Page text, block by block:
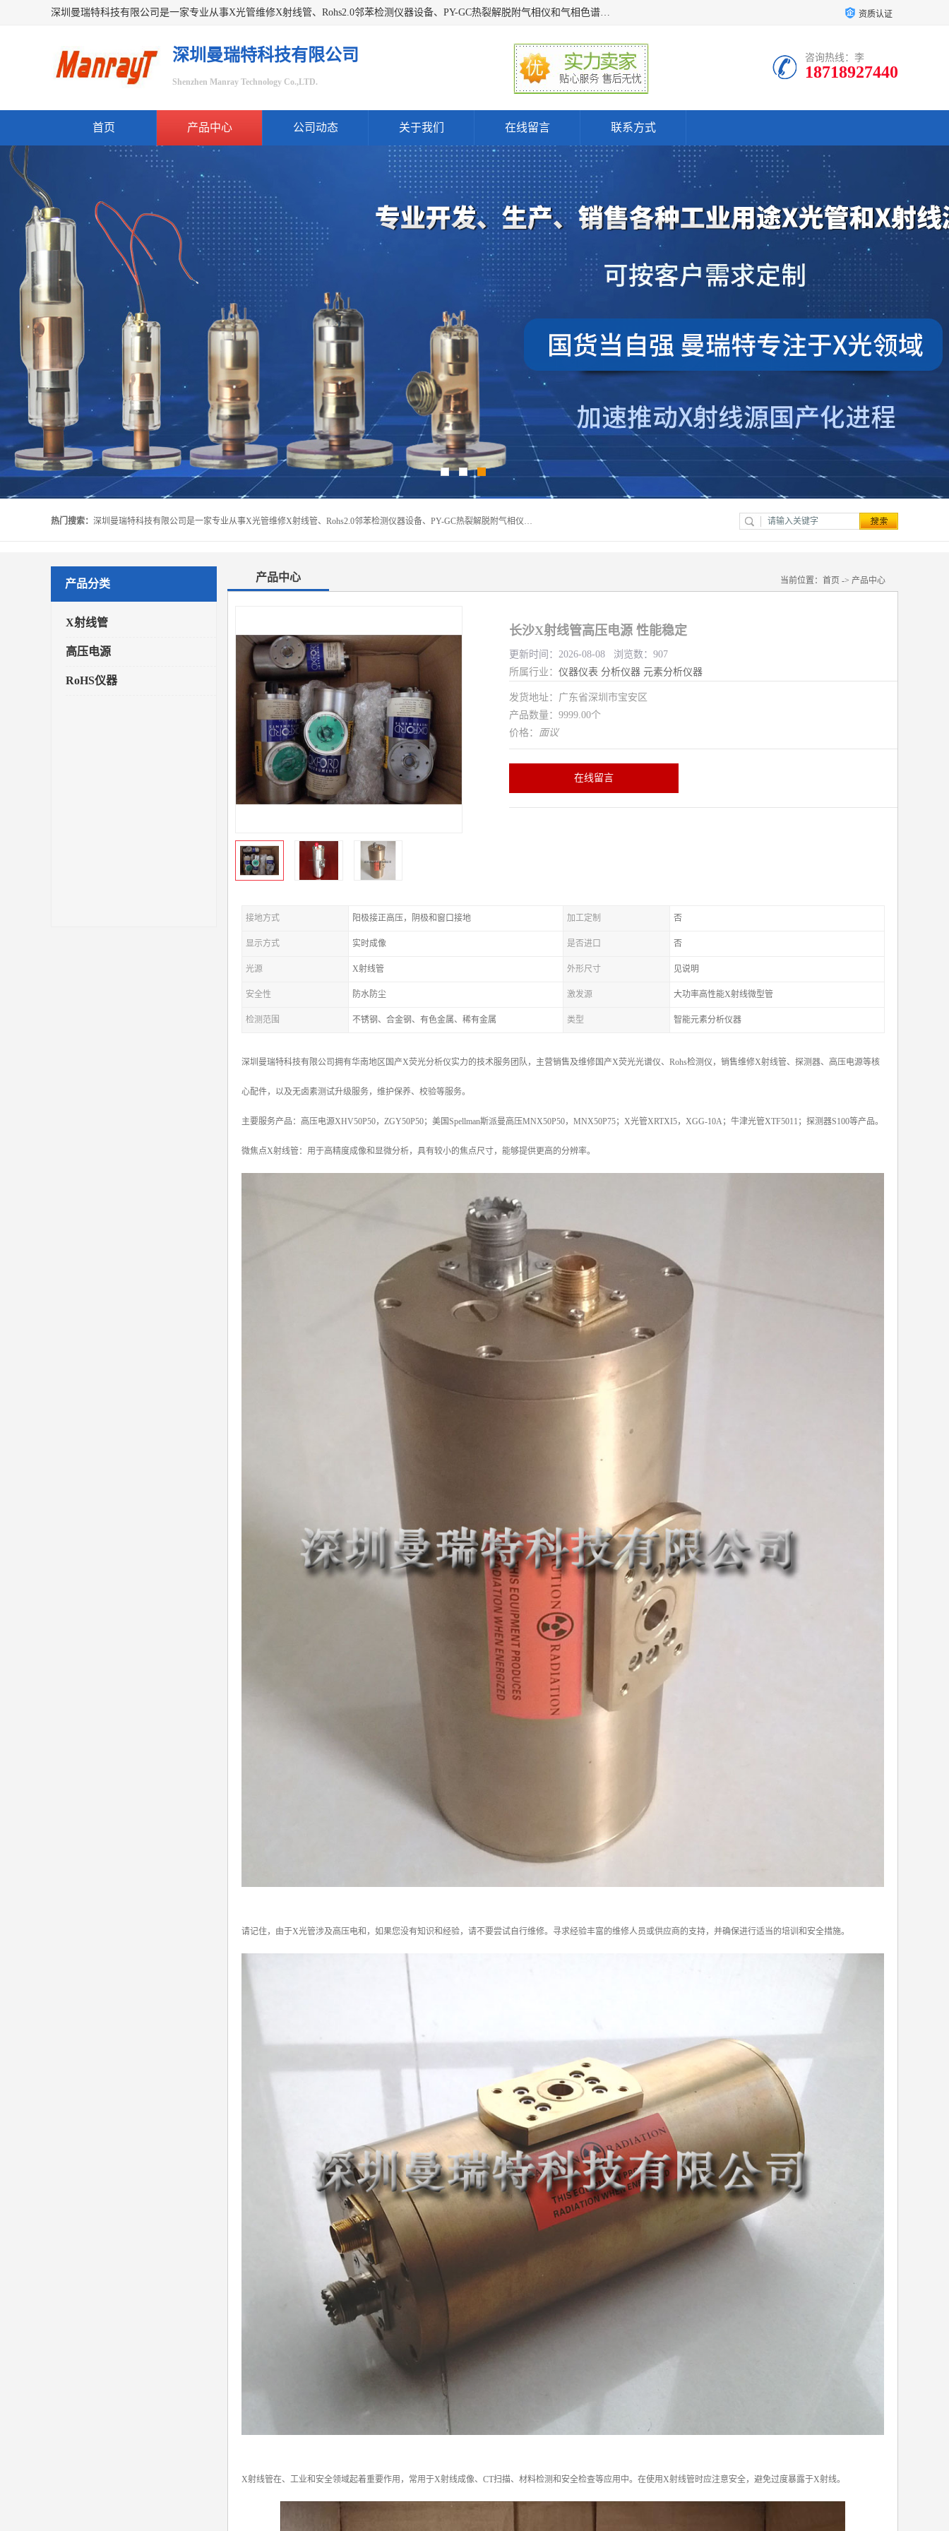
深圳曼瑞特科技有限公司是一家专业从事X光管维修X射线管、Rohs2.0邻苯检测仪器设备、PY-GC热裂解脱附气相仪和气相色谱光谱仪器、天瑞仪器探测器、高压电源等产品的维修出租的企业。本公司以客户至上为宗旨，以专注、专一、专业的精神为您提供安全、经济的技术服务。 资质认证
深圳曼瑞特科技有限公司
Shenzhen Manray Technology Co.,LTD.
咨询热线：李
18718927440
首页 产品中心 公司动态 关于我们 在线留言 联系方式
热门搜索： 深圳曼瑞特科技有限公司是一家专业从事X光管维修X射线管、Rohs2.0邻苯检测仪器设备、PY-GC热裂解脱附气相仪和气相色谱光谱仪器、天瑞仪器探测器、高压电源等产品的维修出租的企业。本公司以客户至上为宗旨，以专注、专一、专业的精神为您提供安全、经济的技术服务。
产品分类
X射线管
高压电源
RoHS仪器
产品中心 当前位置： 首页 -> 产品中心
长沙X射线管高压电源 性能稳定
更新时间：2026-08-08 浏览数：907
所属行业： 仪器仪表 分析仪器 元素分析仪器
发货地址：广东省深圳市宝安区
产品数量：9999.00个
价格： 面议
在线留言
接地方式 阳极接正高压，阴极和窗口接地 加工定制 否
显示方式 实时成像 是否进口 否
光源 X射线管 外形尺寸 见说明
安全性 防水防尘 激发源 大功率高性能X射线微型管
检测范围 不锈钢、合金钢、有色金属、稀有金属 类型 智能元素分析仪器
深圳曼瑞特科技有限公司拥有华南地区国产X荧光分析仪实力的技术服务团队，主营销售及维修国产X荧光光谱仪、Rohs检测仪，销售维修X射线管、探测器、高压电源等核
心配件，以及无卤素测试升级服务，维护保养、校验等服务。
主要服务产品：高压电源XHV50P50，ZGY50P50；美国Spellman斯派曼高压MNX50P50，MNX50P75；X光管XRTXI5，XGG-10A；牛津光管XTF5011；探测器S100等产品。
微焦点X射线管：用于高精度成像和显微分析，具有较小的焦点尺寸，能够提供更高的分辨率。
请记住，由于X光管涉及高压电和，如果您没有知识和经验，请不要尝试自行维修。寻求经验丰富的维修人员或供应商的支持，并确保进行适当的培训和安全措施。
X射线管在、工业和安全领域起着重要作用，常用于X射线成像、CT扫描、材料检测和安全检查等应用中。在使用X射线管时应注意安全，避免过度暴露于X射线。